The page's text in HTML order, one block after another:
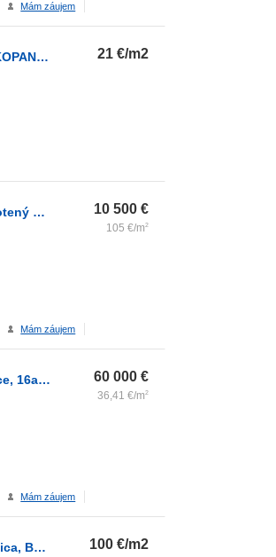
Mám záujem
NA PREDAJ POZEMOK V LOKALITE KOPANICE 21 €/m2
100m2 v centre obce Budmerice, oplotený pozemok 10 500 €
105 €/m2
Mám záujem
Stavebný pozemok, centrum, Blesovce, 16a, elektrina, plyn, studňa 60 000 €
36,41 €/m2
Mám záujem
Predaj pozemku 1023 m² - Grobská ulica, Bernolákovo. 100 €/m2